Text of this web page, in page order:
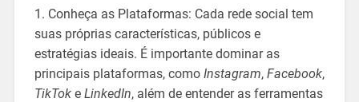
1. Conheça as Plataformas: Cada rede social tem
suas próprias características, públicos e
estratégias ideais. É importante dominar as
principais plataformas, como Instagram, Facebook,
TikTok e LinkedIn, além de entender as ferramentas